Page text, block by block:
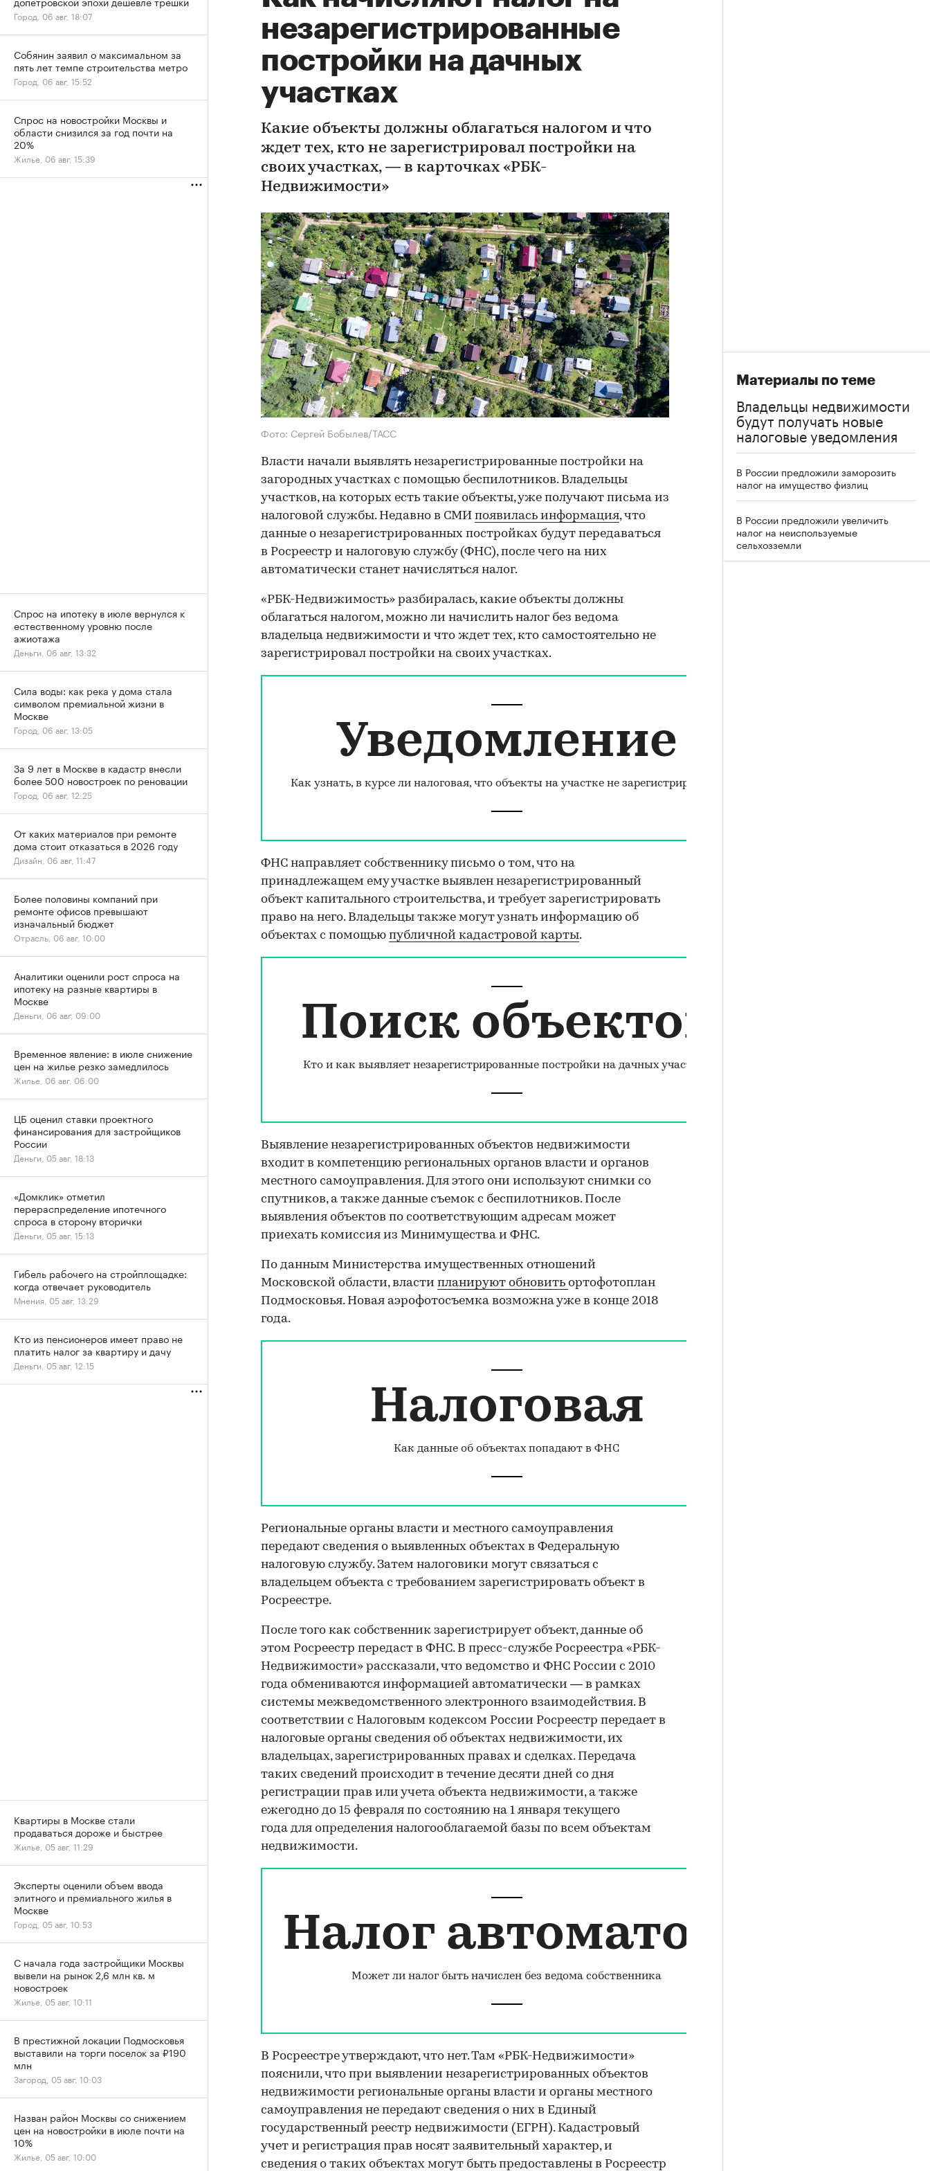
незарегистрированные
постройки на дачных
участках
Какие объекты должны облагаться налогом и что
ждет тех, кто не зарегистрировал постройки на
своих участках, — в карточках «РБК-
Недвижимости»
Фото: Сергей Бобылев/ТАСС
Власти начали выявлять незарегистрированные постройки на
загородных участках с помощью беспилотников. Владельцы
участков, на которых есть такие объекты, уже получают письма из
налоговой службы. Недавно в СМИ появилась информация, что
данные о незарегистрированных постройках будут передаваться
в Росреестр и налоговую службу (ФНС), после чего на них
автоматически станет начисляться налог.
«РБК-Недвижимость» разбиралась, какие объекты должны
облагаться налогом, можно ли начислить налог без ведома
владельца недвижимости и что ждет тех, кто самостоятельно не
зарегистрировал постройки на своих участках.
Уведомление
Как узнать, в курсе ли налоговая, что объекты на участке не зарегистрированы
ФНС направляет собственнику письмо о том, что на
принадлежащем ему участке выявлен незарегистрированный
объект капитального строительства, и требует зарегистрировать
право на него. Владельцы также могут узнать информацию об
объектах с помощью публичной кадастровой карты.
Поиск объектов
Кто и как выявляет незарегистрированные постройки на дачных участках
Выявление незарегистрированных объектов недвижимости
входит в компетенцию региональных органов власти и органов
местного самоуправления. Для этого они используют снимки со
спутников, а также данные съемок с беспилотников. После
выявления объектов по соответствующим адресам может
приехать комиссия из Минимущества и ФНС.
По данным Министерства имущественных отношений
Московской области, власти планируют обновить ортофотоплан
Подмосковья. Новая аэрофотосъемка возможна уже в конце 2018
года.
Налоговая
Как данные об объектах попадают в ФНС
Региональные органы власти и местного самоуправления
передают сведения о выявленных объектах в Федеральную
налоговую службу. Затем налоговики могут связаться с
владельцем объекта с требованием зарегистрировать объект в
Росреестре.
После того как собственник зарегистрирует объект, данные об
этом Росреестр передаст в ФНС. В пресс-службе Росреестра «РБК-
Недвижимости» рассказали, что ведомство и ФНС России с 2010
года обмениваются информацией автоматически — в рамках
системы межведомственного электронного взаимодействия. В
соответствии с Налоговым кодексом России Росреестр передает в
налоговые органы сведения об объектах недвижимости, их
владельцах, зарегистрированных правах и сделках. Передача
таких сведений происходит в течение десяти дней со дня
регистрации прав или учета объекта недвижимости, а также
ежегодно до 15 февраля по состоянию на 1 января текущего
года для определения налогооблагаемой базы по всем объектам
недвижимости.
Налог автоматом
Может ли налог быть начислен без ведома собственника
В Росреестре утверждают, что нет. Там «РБК-Недвижимости»
пояснили, что при выявлении незарегистрированных объектов
недвижимости региональные органы власти и органы местного
самоуправления не передают сведения о них в Единый
государственный реестр недвижимости (ЕГРН). Кадастровый
учет и регистрация прав носят заявительный характер, и
сведения о таких объектах могут быть предоставлены в Росреестр
Материалы по теме
Владельцы недвижимости
будут получать новые
налоговые уведомления
В России предложили заморозить
налог на имущество физлиц
В России предложили увеличить
налог на неиспользуемые
сельхозземли
Город, 06 авг, 18:07
Собянин заявил о максимальном за
пять лет темпе строительства метро
Город, 06 авг, 15:52
Спрос на новостройки Москвы и
области снизился за год почти на
20%
Жилье, 06 авг, 15:39
Спрос на ипотеку в июле вернулся к
естественному уровню после
ажиотажа
Деньги, 06 авг, 13:32
Сила воды: как река у дома стала
символом премиальной жизни в
Москве
Город, 06 авг, 13:05
За 9 лет в Москве в кадастр внесли
более 500 новостроек по реновации
Город, 06 авг, 12:25
От каких материалов при ремонте
дома стоит отказаться в 2026 году
Дизайн, 06 авг, 11:47
Более половины компаний при
ремонте офисов превышают
изначальный бюджет
Отрасль, 06 авг, 10:00
Аналитики оценили рост спроса на
ипотеку на разные квартиры в
Москве
Деньги, 06 авг, 09:00
Временное явление: в июле снижение
цен на жилье резко замедлилось
Жилье, 06 авг, 06:00
ЦБ оценил ставки проектного
финансирования для застройщиков
России
Деньги, 05 авг, 18:13
«Домклик» отметил
перераспределение ипотечного
спроса в сторону вторички
Деньги, 05 авг, 15:13
Гибель рабочего на стройплощадке:
когда отвечает руководитель
Мнения, 05 авг, 13:29
Кто из пенсионеров имеет право не
платить налог за квартиру и дачу
Деньги, 05 авг, 12:15
Квартиры в Москве стали
продаваться дороже и быстрее
Жилье, 05 авг, 11:29
Эксперты оценили объем ввода
элитного и премиального жилья в
Москве
Город, 05 авг, 10:53
С начала года застройщики Москвы
вывели на рынок 2,6 млн кв. м
новостроек
Жилье, 05 авг, 10:11
В престижной локации Подмосковья
выставили на торги поселок за ₽190
млн
Загород, 05 авг, 10:03
Назван район Москвы со снижением
цен на новостройки в июле почти на
10%
Жилье, 05 авг, 10:00